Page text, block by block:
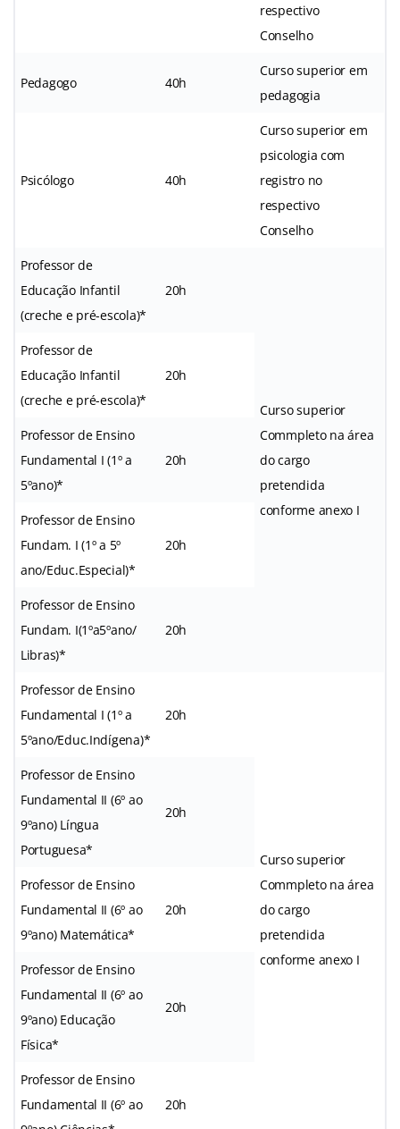
respectivo
Conselho
Pedagogo 40h
Curso superior em
pedagogia
Psicólogo 40h
Curso superior em
psicologia com
registro no
respectivo
Conselho
Professor de
Educação Infantil
(creche e pré-escola)*
20h
Curso superior
Commpleto na área
do cargo
pretendida
conforme anexo I
Professor de
Educação Infantil
(creche e pré-escola)*
20h
Professor de Ensino
Fundamental I (1º a
5ºano)*
20h
Professor de Ensino
Fundam. I (1º a 5º
ano/Educ.Especial)*
20h
Professor de Ensino
Fundam. I(1ºa5ºano/
Libras)*
20h
Professor de Ensino
Fundamental I (1º a
5ºano/Educ.Indígena)*
20h
Curso superior
Commpleto na área
do cargo
pretendida
conforme anexo I
Professor de Ensino
Fundamental II (6º ao
9ºano) Língua
Portuguesa*
20h
Professor de Ensino
Fundamental II (6º ao
9ºano) Matemática*
20h
Professor de Ensino
Fundamental II (6º ao
9ºano) Educação
Física*
20h
Professor de Ensino
Fundamental II (6º ao
20h